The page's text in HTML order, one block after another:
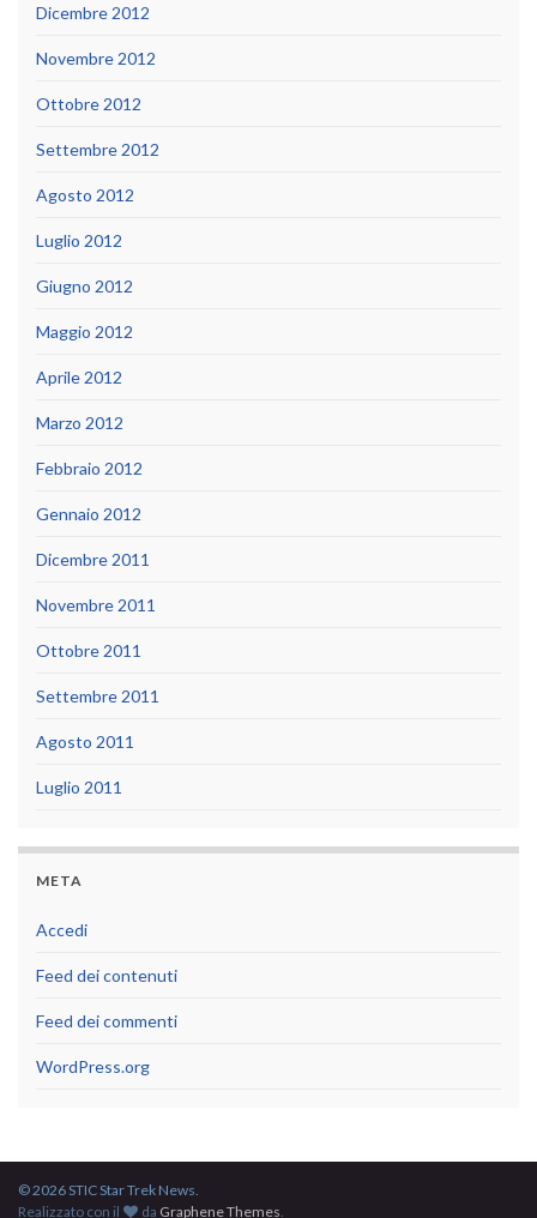
Dicembre 2012
Novembre 2012
Ottobre 2012
Settembre 2012
Agosto 2012
Luglio 2012
Giugno 2012
Maggio 2012
Aprile 2012
Marzo 2012
Febbraio 2012
Gennaio 2012
Dicembre 2011
Novembre 2011
Ottobre 2011
Settembre 2011
Agosto 2011
Luglio 2011
META
Accedi
Feed dei contenuti
Feed dei commenti
WordPress.org
© 2026 STIC Star Trek News.
Realizzato con il
da Graphene Themes.